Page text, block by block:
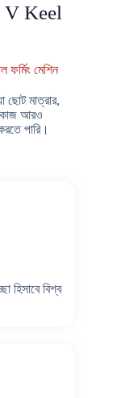
V Keel
ফর্মিং মেশিন
ছোট মাত্রার,
কাজ আরও
পারি।
হিসাবে বিশ্ব